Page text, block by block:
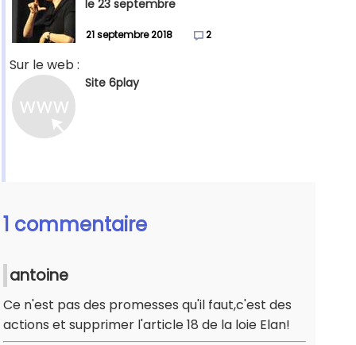
le 23 septembre
21 septembre 2018 2
Sur le web :
Site 6play
1 commentaire
antoine
Ce n'est pas des promesses qu'il faut,c'est des
actions et supprimer l'article 18 de la loie Elan!